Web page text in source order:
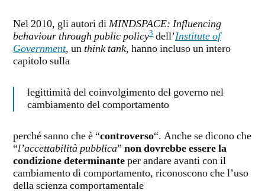
Nel 2010, gli autori diMINDSPACE: Influencing
behaviour through public policy3 dell’Institute of
Government, unthink tank, hanno incluso un intero
capitolo sulla
legittimità del coinvolgimento del governo nel
cambiamento del comportamento
perché sanno che è “controverso“. Anche se dicono che
“l’accettabilità pubblica” non dovrebbe essere la
condizione determinanteper andare avanti con il
cambiamento di comportamento, riconoscono che l’uso
della scienza comportamentale